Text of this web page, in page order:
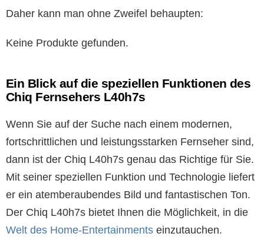
Daher kann man ohne Zweifel behaupten:
Keine Produkte gefunden.
Ein Blick auf die speziellen Funktionen des
Chiq Fernsehers L40h7s
Wenn Sie auf der Suche nach einem modernen,
fortschrittlichen und leistungsstarken Fernseher sind,
dann ist der Chiq L40h7s genau das Richtige für Sie.
Mit seiner speziellen Funktion und Technologie liefert
er ein atemberaubendes Bild und fantastischen Ton.
Der Chiq L40h7s bietet Ihnen die Möglichkeit, in die
Welt des Home-Entertainments einzutauchen.